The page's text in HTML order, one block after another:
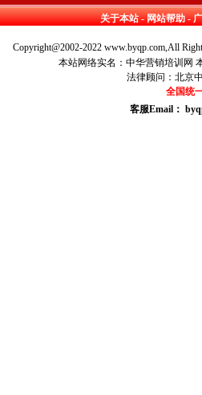
关于本站 - 网站帮助 -
Copyright@2002-2022 www.byqp.com,All
本站网络实名：中华营销培训网
法律顾问：北
全国统
客服Email：